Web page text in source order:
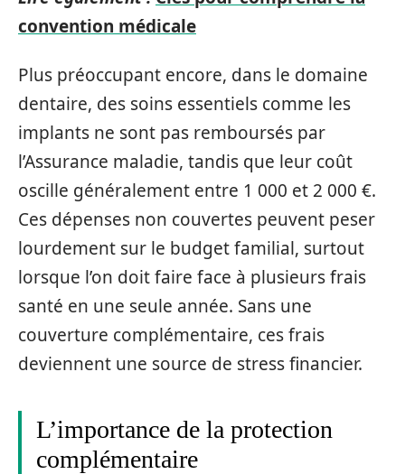
convention médicale
Plus préoccupant encore, dans le domaine
dentaire, des soins essentiels comme les
implants ne sont pas remboursés par
l’Assurance maladie, tandis que leur coût
oscille généralement entre 1 000 et 2 000 €.
Ces dépenses non couvertes peuvent peser
lourdement sur le budget familial, surtout
lorsque l’on doit faire face à plusieurs frais
santé en une seule année. Sans une
couverture complémentaire, ces frais
deviennent une source de stress financier.
L’importance de la protection
complémentaire